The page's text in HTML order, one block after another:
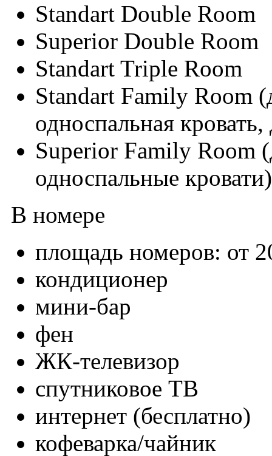
Standart Double Room
Superior Double Room
Standart Triple Room
Standart Family Room
односпальная
Superior Family Room
односпальные кровати)
В номере
площадь номеров: от
кондиционер
мини-бар
фен
ЖК-телевизор
спутниковое ТВ
интернет (бесплатно)
кофеварка/чайник